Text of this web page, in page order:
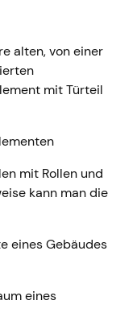
alten, von einer
mit Türteil
mit Rollen und
kann man die
eines Gebäudes
eines